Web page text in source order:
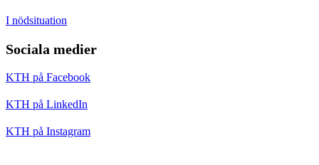
I nödsituation
Sociala medier
KTH på Facebook
KTH på LinkedIn
KTH på Instagram